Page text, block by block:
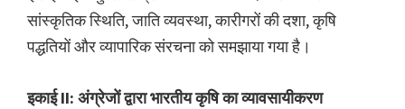
सांस्कृतिक स्थिति, जाति व्यवस्था, कारीगरों की दशा, कृषि
पद्धतियों और व्यापारिक संरचना को समझाया गया है।
इकाई II: अंग्रेजों द्वारा भारतीय कृषि का व्यावसायीकरण